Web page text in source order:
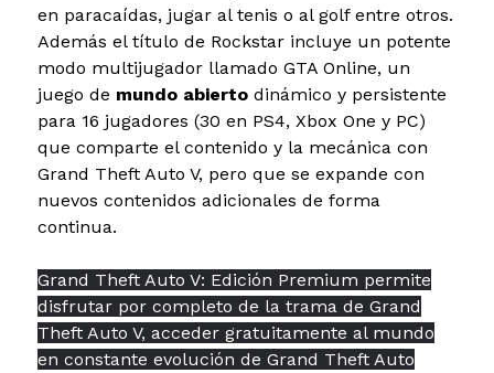
en paracaídas, jugar al tenis o al golf entre otros.
Además el título de Rockstar incluye un potente
modo multijugador llamado GTA Online, un
juego de mundo abiertodinámico y persistente
para 16 jugadores (30 en PS4, Xbox One y PC)
que comparte el contenido y la mecánica con
Grand Theft Auto V, pero que se expande con
nuevos contenidos adicionales de forma
continua.
Grand Theft Auto V: Edición Premium permite
disfrutar por completo de la trama de Grand
Theft Auto V, acceder gratuitamente al mundo
en constante evolución de Grand Theft Auto